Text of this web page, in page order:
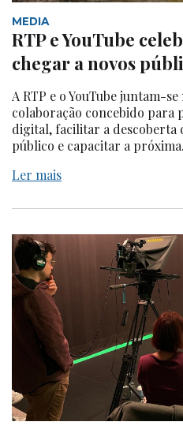
MEDIA
RTP e YouTube
chegar a novos
A RTP e o YouTube juntam-
colaboração concebido para
digital, facilitar a descoberta
público e capacitar a
Ler mais